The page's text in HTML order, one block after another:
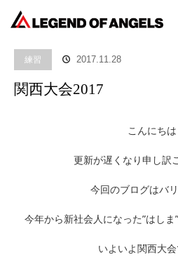
ブログ
練習 関西大会
練習 2017.11.28
関西大会2017
こんにちは
更新が遅くなり申し訳
今回のブログはバ
今年から新社会人になった”はし
いよいよ関西大会